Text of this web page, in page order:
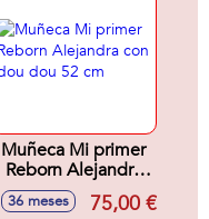
Muñeca Mi primer
Reborn Alejandra
con dou dou 52 cm
36 meses 75,00 €